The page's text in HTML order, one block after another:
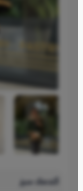
گندمک سبز